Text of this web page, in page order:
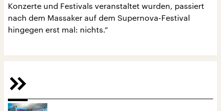
Konzerte und Festivals veranstaltet wurden, passiert
nach dem Massaker auf dem Supernova-Festival
hingegen erst mal: nichts.“